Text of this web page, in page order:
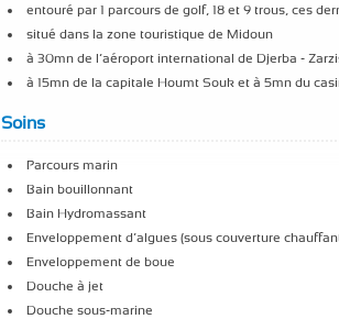
entouré par 1 parcours de golf, 18 et 9 trous, ces
situé dans la zone touristique de Midoun
à 30mn de l’aéroport international de Djerba -
à 15mn de la capitale Houmt Souk et à 5mn du
Soins
Parcours marin
Bain bouillonnant
Bain Hydromassant
Enveloppement d’algues (sous couverture
Enveloppement de boue
Douche à jet
Douche sous-marine